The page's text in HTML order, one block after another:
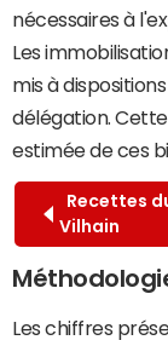
nécessaires à
Les
mis à
délégation.
estimée de ces
Recettes
Vilhain
Les chiffres